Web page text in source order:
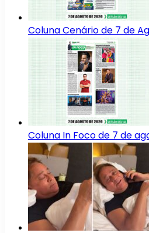
Coluna Cenário de 7 de
Coluna In Foco de 7 de